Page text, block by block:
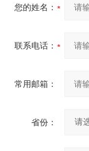
您的姓名：
联系电话：
常用邮箱：
省份：